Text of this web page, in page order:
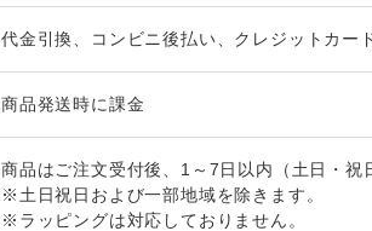
代金引換、コンビニ後払い、クレジットカー
商品発送時に課金
商品はご注文受付後、1～7日以内（土日・祝
※土日祝日および一部地域を除きます。
※ラッピングは対応しておりません。